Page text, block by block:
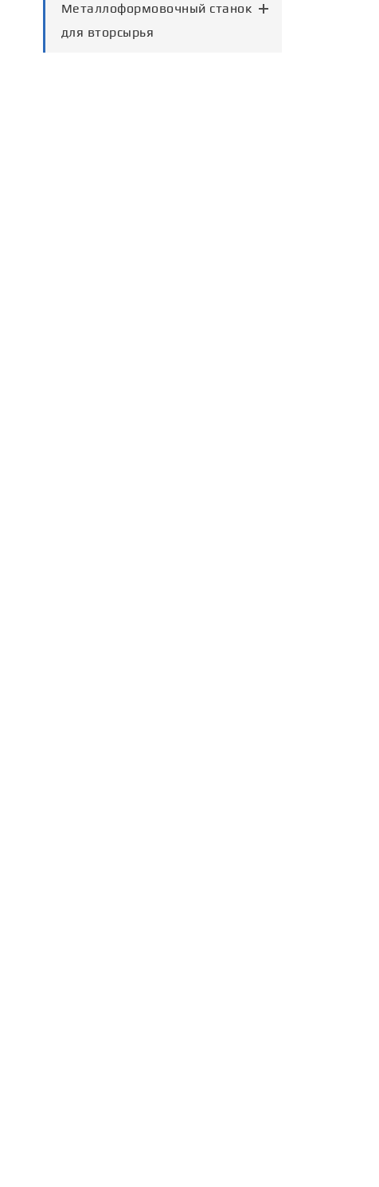
Металлоформовочный станок
для вторсырья